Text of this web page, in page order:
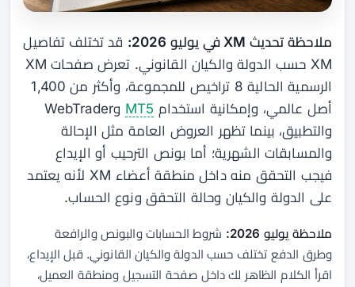
ملاحظة تحديث XM في يوليو 2026:
قد تختلف تفاصيل
XM حسب الدولة والكيان القانوني. تعرض صفحات XM
الرسمية الحالية 8 تراخيص للمجموعة، وأكثر من 1,400
أصل عالمي، وإمكانية استخدام MT5
وWebTrader
والتطبيق، بينما تظهر العروض العامة مثل الإحالة
والمسابقات الشهرية؛ أما بونص الترحيب أو الإيداع
فيجب التحقق منه داخل منطقة أعضاء XM لأنه يعتمد
على الدولة والكيان وحالة التحقق ونوع الحساب.
ملاحظة يوليو 2026:
شروط الحسابات والبونص والرافعة
وطرق الدفع تختلف حسب الدولة والكيان القانوني. قبل الإيداع،
اقرأ الكلام الظاهر لك داخل صفحة التسجيل ومنطقة العميل،